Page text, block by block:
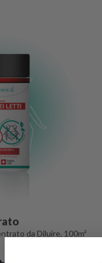
da Diluire, 100m²